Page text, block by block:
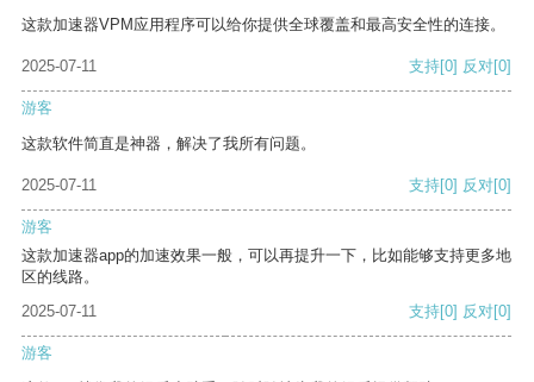
这款加速器VPM应用程序可以给你提供全球覆盖和最高安全性的连接。
2025-07-11 支持[0] 反对[0]
游客
这款软件简直是神器，解决了我所有问题。
2025-07-11 支持[0] 反对[0]
游客
这款加速器app的加速效果一般，可以再提升一下，比如能够支持更多地
区的线路。
2025-07-11
支持[0] 反对[0]
游客